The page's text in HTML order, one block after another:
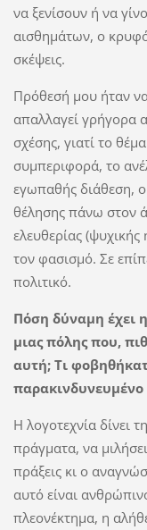
να ξενίσουν ή να
αισθημάτων, ο
σκέψεις.
Πρόθεσή μου ήταν
απαλλαγεί γρήγορα
σχέσης, γιατί το
συμπεριφορά, το
εγωπαθής διάθεση,
θέλησης πάνω στον
ελευθερίας
τον φασισμό. Σε
πολιτικό.
Πόση δύναμη έχει
μιας πόλης που,
αυτή; Τι
παρακινδυνευμένο
Η λογοτεχνία δίνει
πράγματα, να
πράξεις κι ο
αυτό είναι
πλεονέκτημα, η